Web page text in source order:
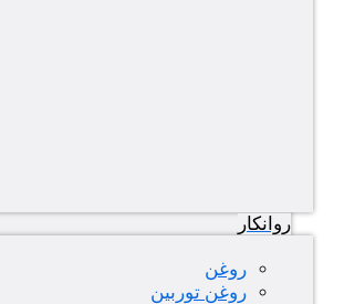
روانکار
روغن
روغن توربین